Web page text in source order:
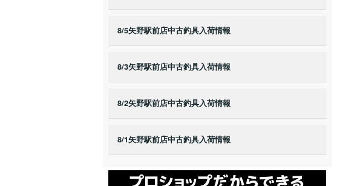
8/5矢野駅前店中古釣具入荷情報
8/3矢野駅前店中古釣具入荷情報
8/2矢野駅前店中古釣具入荷情報
8/1矢野駅前店中古釣具入荷情報